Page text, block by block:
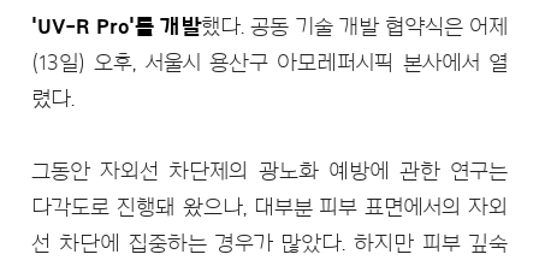
'UV-R Pro'를 개발했다. 공동 기술 개발 협약식은 어제
(13일) 오후, 서울시 용산구 아모레퍼시픽 본사에서 열
렸다.
그동안 자외선 차단제의 광노화 예방에 관한 연구는
다각도로 진행돼 왔으나, 대부분 피부 표면에서의 자외
선 차단에 집중하는 경우가 많았다. 하지만 피부 깊숙